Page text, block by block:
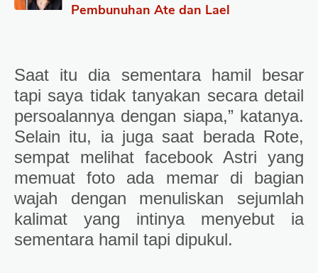
Pembunuhan Ate dan Lael
Saat itu dia sementara hamil besar
tapi saya tidak tanyakan secara detail
persoalannya dengan siapa,” katanya.
Selain itu, ia juga saat berada Rote,
sempat melihat facebook Astri yang
memuat foto ada memar di bagian
wajah dengan menuliskan sejumlah
kalimat yang intinya menyebut ia
sementara hamil tapi dipukul.